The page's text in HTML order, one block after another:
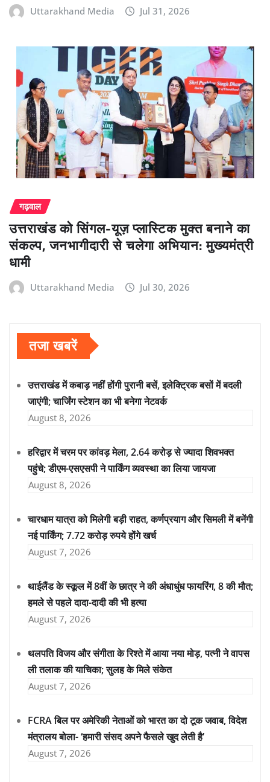
Uttarakhand Media Jul 31, 2026
गढ़वाल
उत्तराखंड को सिंगल-यूज़ प्लास्टिक मुक्त बनाने का
संकल्प, जनभागीदारी से चलेगा अभियान: मुख्यमंत्री
धामी
Uttarakhand Media Jul 30, 2026
तजा खबरें
उत्तराखंड में कबाड़ नहीं होंगी पुरानी बसें, इलेक्ट्रिक बसों में बदली
जाएंगी; चार्जिंग स्टेशन का भी बनेगा नेटवर्क
August 8, 2026
हरिद्वार में चरम पर कांवड़ मेला, 2.64 करोड़ से ज्यादा शिवभक्त
पहुंचे; डीएम-एसएसपी ने पार्किंग व्यवस्था का लिया जायजा
August 8, 2026
चारधाम यात्रा को मिलेगी बड़ी राहत, कर्णप्रयाग और सिमली में बनेंगी
नई पार्किंग; 7.72 करोड़ रुपये होंगे खर्च
August 7, 2026
थाईलैंड के स्कूल में 8वीं के छात्र ने की अंधाधुंध फायरिंग, 8 की मौत;
हमले से पहले दादा-दादी की भी हत्या
August 7, 2026
थलपति विजय और संगीता के रिश्ते में आया नया मोड़, पत्नी ने वापस
ली तलाक की याचिका; सुलह के मिले संकेत
August 7, 2026
FCRA बिल पर अमेरिकी नेताओं को भारत का दो टूक जवाब, विदेश
मंत्रालय बोला- ‘हमारी संसद अपने फैसले खुद लेती है’
August 7, 2026